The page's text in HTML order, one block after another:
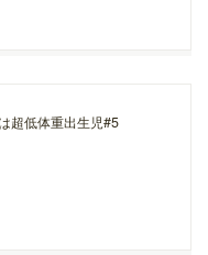
超低体重出生児#5